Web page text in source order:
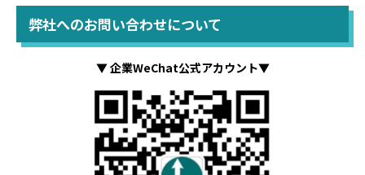
弊社へのお問い合わせについて
▼ 企業WeChat公式アカウント▼